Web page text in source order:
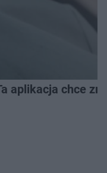
aplikacja chce